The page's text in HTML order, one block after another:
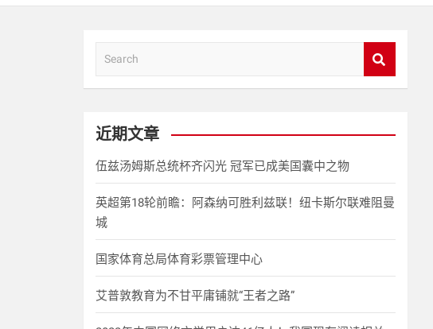
a
c
近期文章
伍兹汤姆斯总统杯齐闪光 冠军已成美国囊中之物
英超第18轮前瞻：阿森纳可胜利兹联！纽卡斯尔联难阻曼
城
国家体育总局体育彩票管理中心
艾普敦教育为不甘平庸铺就“王者之路”